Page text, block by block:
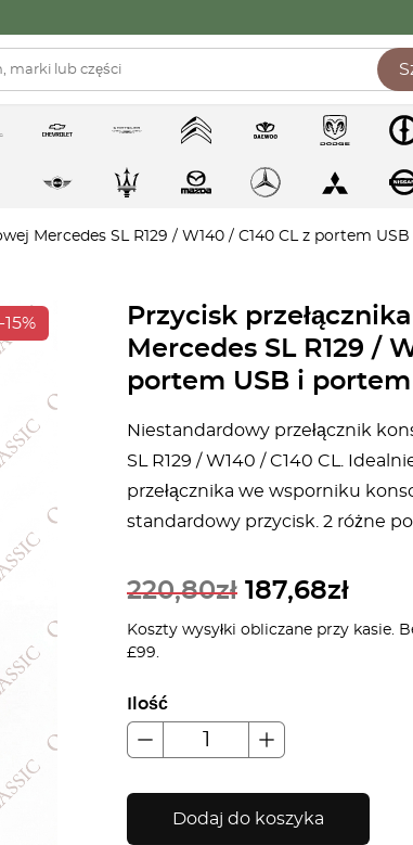
Mercedes SL R129 / W140 / C140 CL z portem
-15%
Przycisk
Mercedes SL R129 /
portem USB i
Niestandardowy przełącznik
SL R129 / W140 / C140 CL.
przełącznika we wsporniku
standardowy przycisk. 2 różne
220,80zł 187,68zł
Koszty wysyłki obliczane przy kasie.
£99.
Ilość
Dodaj do koszyka